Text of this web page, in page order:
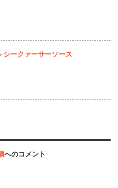
シークァーサーソース
へのコメント